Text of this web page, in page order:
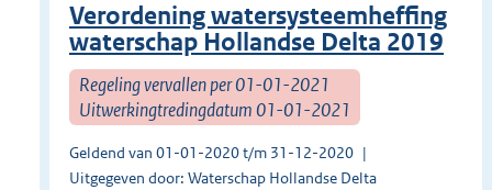
Verordening watersysteemheffing
waterschap Hollandse Delta 2019
Regeling vervallen per 01-01-2021
Uitwerkingtredingdatum 01-01-2021
Geldend van 01-01-2020 t/m 31-12-2020
Uitgegeven door: Waterschap Hollandse Delta